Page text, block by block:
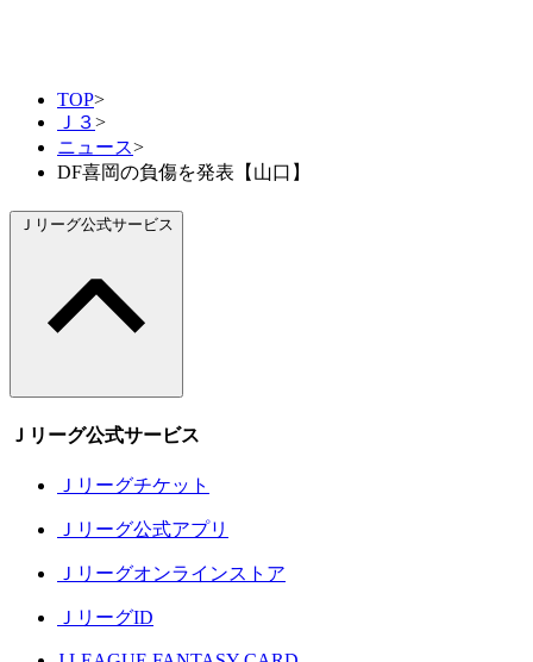
TOP>
Ｊ３>
ニュース>
DF喜岡の負傷を発表【山口】
Ｊリーグ公式サービス
Ｊリーグ公式サービス
Ｊリーグチケット
Ｊリーグ公式アプリ
Ｊリーグオンラインストア
ＪリーグID